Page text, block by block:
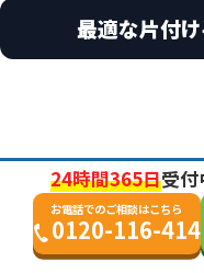
最適な片付
まとめ：ア
用は条件
24時間365日受付
お電話でのご相談はこちら
0120-116-414